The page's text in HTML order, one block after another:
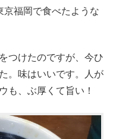
福岡で食べたような
つけたのですが、今ひ
。味はいいです。人が
も、ぶ厚くて旨い！